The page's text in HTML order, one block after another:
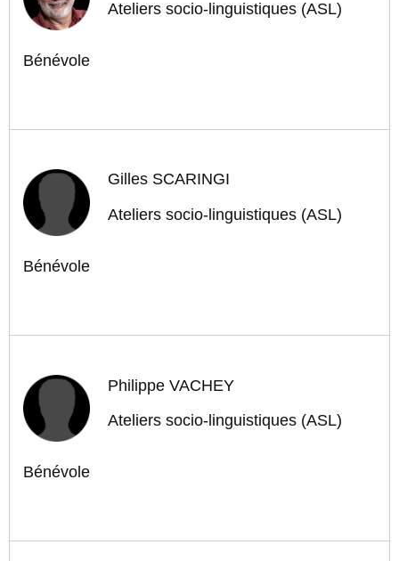
Ateliers socio-linguistiques (ASL)
Bénévole
Gilles SCARINGI
Ateliers socio-linguistiques (ASL)
Bénévole
Philippe VACHEY
Ateliers socio-linguistiques (ASL)
Bénévole